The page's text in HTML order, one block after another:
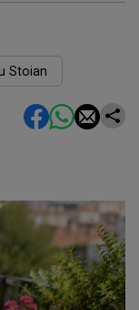
Stoian